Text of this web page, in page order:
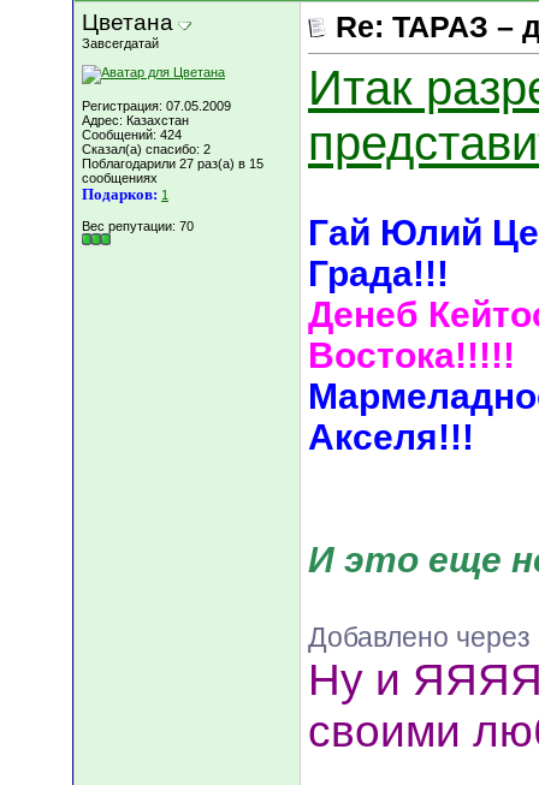
Цветана
Завсегдатай
Регистрация: 07.05.2009
Адрес: Казахстан
Сообщений: 424
Сказал(а) спасибо: 2
Поблагодарили 27 раз(а) в 15
сообщениях
Подарков: 1
Вес репутации: 70
Re: ТАРАЗ –
Итак
Гай Юлий
Града!!!
Денеб
Востока!!!!!
Акселя!!!
И это еще
Добавлено через
Ну и ЯЯЯЯ
своими